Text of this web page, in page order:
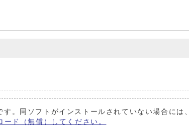
。同ソフトがインストールされていない場合には、
ド（無償）してください。